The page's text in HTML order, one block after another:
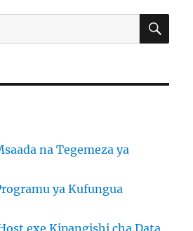
na Tegemeza ya
ya Kufungua